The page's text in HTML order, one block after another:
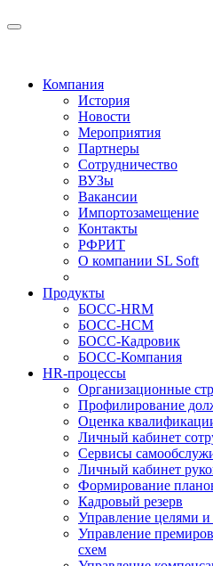
Компания
История
Новости
Мероприятия
Партнеры
Сотрудничество
ВУЗы
Вакансии
Импортозамещение
Контакты
РФРИТ
О компании SL Soft
Продукты
БОСС-HRM
БОСС-HCM
БОСС-Кадровик
БОСС-Компания
HR-процессы
Организационные
Профилирование
Оценка
Личный кабинет
Сервисы
Личный кабинет
Формирование
Кадровый резерв
Управление целями
Управление
схем